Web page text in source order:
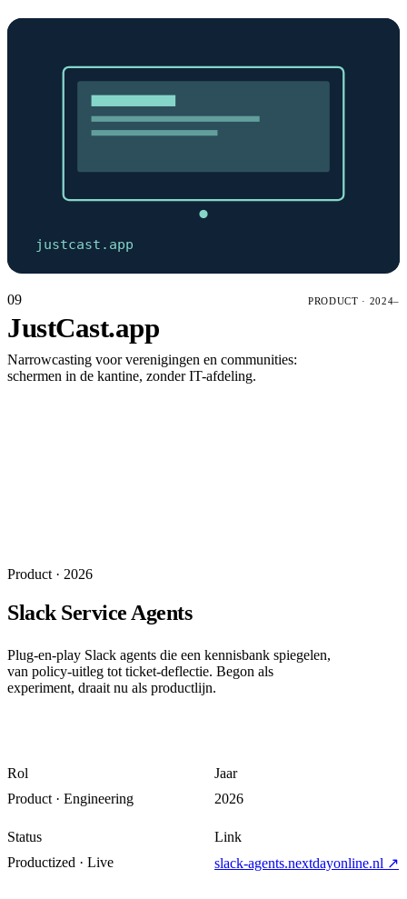
justcast.app
09 PRODUCT · 2024–
JustCast.app
Narrowcasting voor verenigingen en communities:
schermen in de kantine, zonder IT-afdeling.
Product · 2026
Slack Service Agents
Plug-en-play Slack agents die een kennisbank spiegelen,
van policy-uitleg tot ticket-deflectie. Begon als
experiment, draait nu als productlijn.
Rol
Product · Engineering
Jaar
2026
Status
Productized · Live
Link
slack-agents.nextdayonline.nl ↗